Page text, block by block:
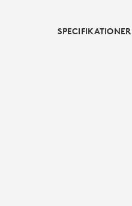
SPECIFIKATIONER